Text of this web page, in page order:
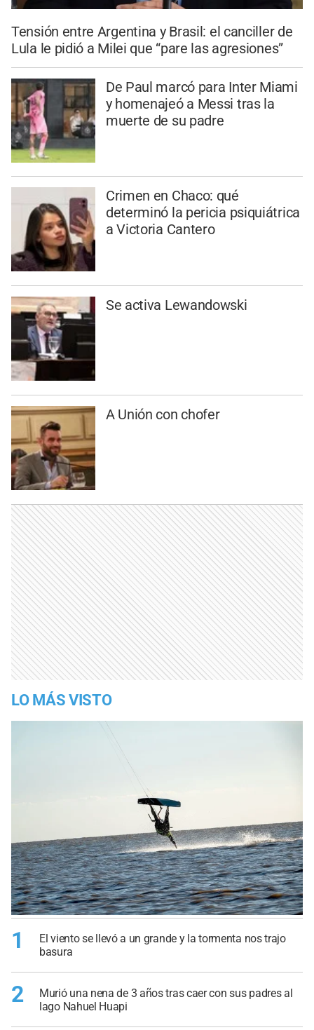
Tensión entre Argentina y Brasil: el canciller de
Lula le pidió a Milei que “pare las agresiones”
De Paul marcó para Inter Miami
y homenajeó a Messi tras la
muerte de su padre
Crimen en Chaco: qué
determinó la pericia psiquiátrica
a Victoria Cantero
Se activa Lewandowski
A Unión con chofer
LO MÁS VISTO
1
El viento se llevó a un grande y la tormenta nos trajo
basura
2
Murió una nena de 3 años tras caer con sus padres al
lago Nahuel Huapi